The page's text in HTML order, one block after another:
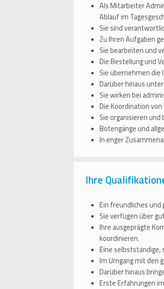
Als Mitarbeiter
Ablauf im
Sie sind
Zu Ihren Aufgaben
Sie bearbeiten und
Die Bestellung und
Sie übernehmen
Darüber hinaus
Sie wirken bei
Die Koordination
Sie organisieren
Botengänge und
In enger
Ihre
Ein freundliches
Sie verfügen über
Ihre ausgeprägte
koordinieren.
Eine
Im Umgang mit den
Darüber hinaus
Erste Erfahrungen